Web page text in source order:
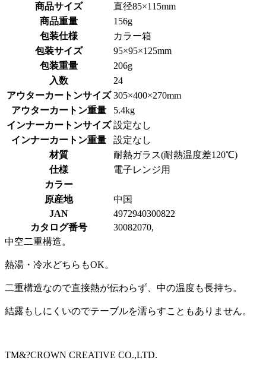
商品サイズ
直径85×115mm
商品重量
156g
包装仕様
カラー箱
包装サイズ
95×95×125mm
包装重量
206g
入数
24
アウターカートンサイズ 305×400×270mm
アウターカートン重量
5.4kg
インナーカートンサイズ 設定なし
インナーカートン重量
設定なし
材質
耐熱ガラス(耐熱温度差120℃)
仕様
電子レンジ用
カラー
原産地
中国
JAN
4972940300822
カタログ番号
30082070,
中空二重構造。
熱湯・冷水どちらもOK。
二重構造なので直接熱が伝わらず、中の温度も長持ち。
結露もしにくいのでテーブルを濡らすこともありません。
TM&?CROWN CREATIVE CO.,LTD.